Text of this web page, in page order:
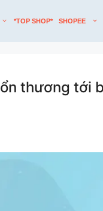
*TOP SHOP* SHOPEE
thương tới